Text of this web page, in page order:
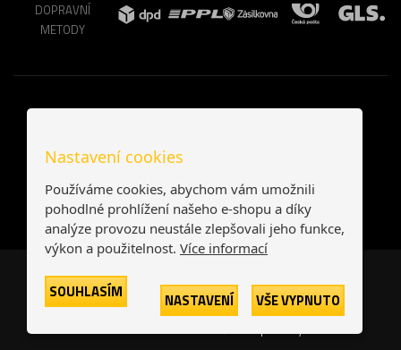
DOPRAVNÍ
METODY
Česká republika Slovensko
© 2026
-
Printonia s.r.o.
-
Všechna práva vyhrazena
Nastavení cookies
Používáme cookies, abychom vám umožnili
pohodlné prohlížení našeho e-shopu a díky
analýze provozu neustále zlepšovali jeho funkce,
výkon a použitelnost. Více informací
SOUHLASÍM NASTAVENÍ VŠE VYPNUTO